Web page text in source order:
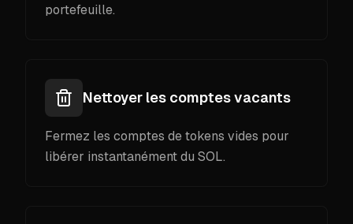
portefeuille.
Nettoyer les comptes vacants
Fermez les comptes de tokens vides pour
libérer instantanément du SOL.